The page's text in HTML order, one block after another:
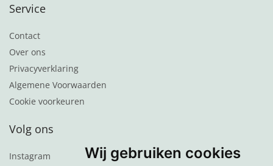
Wij gebruiken cookies
Service
Contact
Over ons
Privacyverklaring
Algemene Voorwaarden
Cookie voorkeuren
Volg ons
Instagram